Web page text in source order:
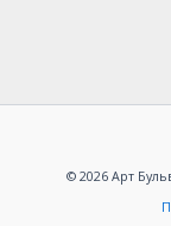
© 2026 Арт